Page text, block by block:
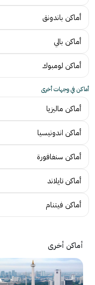
أماكن باندونق
أماكن بالي
أماكن لومبوك
أماكن في وجهات أخرى
أماكن ماليزيا
أماكن اندونيسيا
أماكن سنغافورة
أماكن تايلاند
أماكن فيتنام
أماكن أخرى